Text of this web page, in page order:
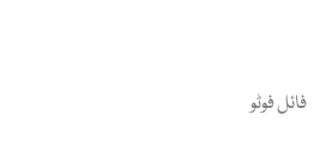
فائل فوٹو